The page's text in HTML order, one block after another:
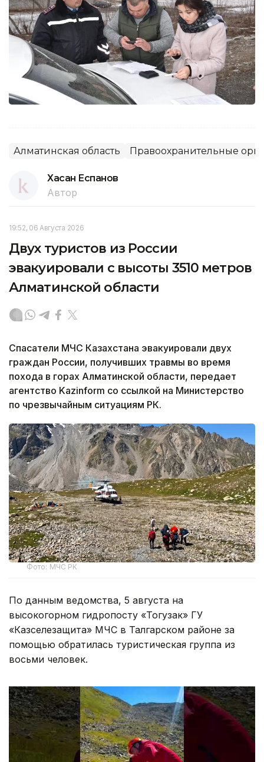
Алматинская область Правоохранительные
Хасан Еспанов
Автор
19:52, 06 Августа 2026
Двух туристов из России
эвакуировали с высоты 3510 метров
Алматинской области
Спасатели МЧС Казахстана эвакуировали двух
граждан России, получивших травмы во время
похода в горах Алматинской области, передает
агентство Kazinform со ссылкой на Министерство
по чрезвычайным ситуациям РК.
Фото: МЧС РК
По данным ведомства, 5 августа на
высокогорном гидропосту «Тогузак» ГУ
«Казселезащита» МЧС в Талгарском районе за
помощью обратилась туристическая группа из
восьми человек.